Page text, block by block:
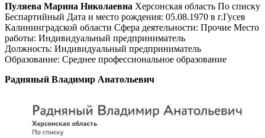
Пуляева Марина Николаевна Херсонская область По списку
Беспартийный Дата и место рождения: 05.08.1970 в г.Гусев
Калининградской области Сфера деятельности: Прочие Место
работы: Индивидуальный предприниматель
Должность: Индивидуальный предприниматель
Образование: Среднее профессиональное образование
Радняный Владимир Анатольевич